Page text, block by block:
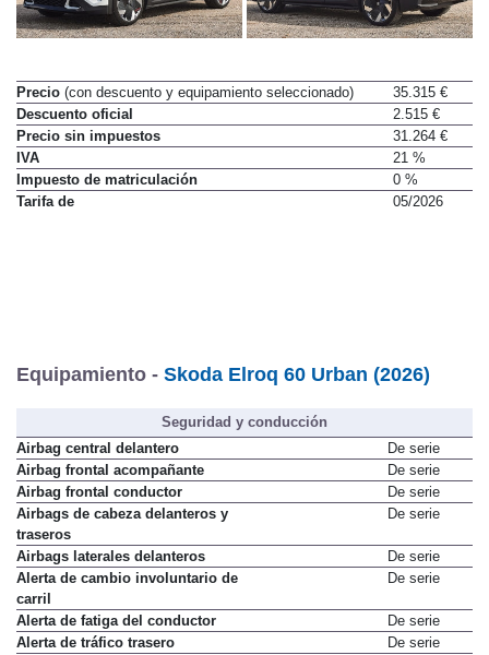
Precio (con descuento y equipamiento seleccionado)
35.315 €
Descuento oficial
2.515 €
Precio sin impuestos
31.264 €
IVA
21 %
Impuesto de matriculación
0 %
Tarifa de
05/2026
Equipamiento - Skoda Elroq 60 Urban (2026)
Seguridad y conducción
Airbag central delantero
De serie
Airbag frontal acompañante
De serie
Airbag frontal conductor
De serie
Airbags de cabeza delanteros y
traseros
De serie
Airbags laterales delanteros
De serie
Alerta de cambio involuntario de
carril
De serie
Alerta de fatiga del conductor
De serie
Alerta de tráfico trasero
De serie